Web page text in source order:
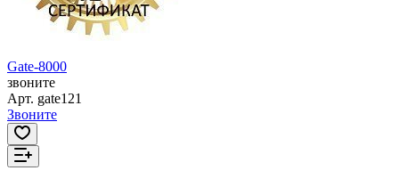
Gate-8000
звоните
Арт. gate121
Звоните